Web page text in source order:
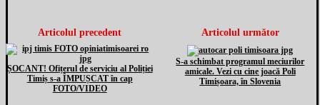
Articolul precedent
ȘOCANT! Ofițerul de serviciu al Poliției
Timiș s-a ÎMPUȘCAT în cap
FOTO/VIDEO
Articolul următor
S-a schimbat programul meciurilor
amicale. Vezi cu cine joacă Poli
Timișoara, în Slovenia